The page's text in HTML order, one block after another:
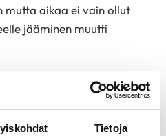
Tietoja
mutta aikaa ei vain ollut
jääminen muutti
Lukupiirit ovat
joihin on helppoa
on aika vapaata ja ei